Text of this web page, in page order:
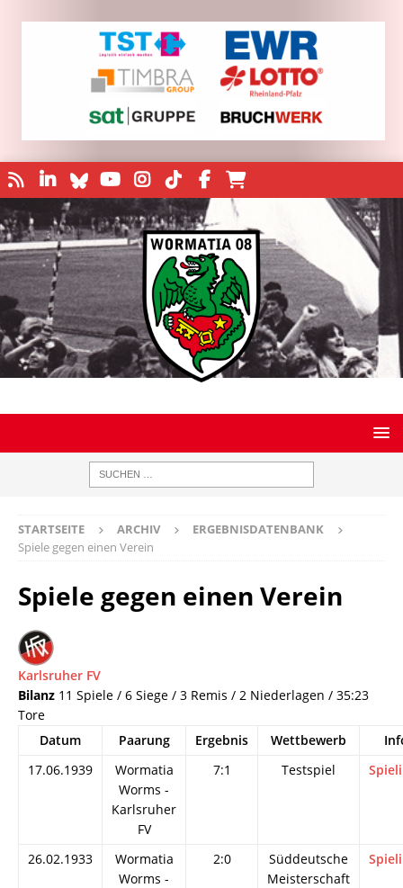
STARTSEITE ARCHIV
ERGEBNISDATENBANK
Spiele gegen einen Verein
Spiele gegen einen Verein
Karlsruher FV
Bilanz 11 Spiele / 6 Siege / 3 Remis / 2 Niederlagen / 35:23
Tore
Datum
Paarung Ergebnis Wettbewerb
17.06.1939
Wormatia
Worms -
Karlsruher
FV
7:1 Testspiel
26.02.1933
Wormatia
Worms -
2:0
Süddeutsche
Meisterschaft